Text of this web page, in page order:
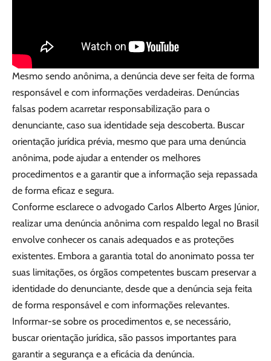
Mesmo sendo anônima, a denúncia deve ser feita de forma
responsável e com informações verdadeiras. Denúncias
falsas podem acarretar responsabilização para o
denunciante, caso sua identidade seja descoberta. Buscar
orientação jurídica prévia, mesmo que para uma denúncia
anônima, pode ajudar a entender os melhores
procedimentos e a garantir que a informação seja repassada
de forma eficaz e segura.
Conforme esclarece o advogado Carlos Alberto Arges Júnior,
realizar uma denúncia anônima com respaldo legal no Brasil
envolve conhecer os canais adequados e as proteções
existentes. Embora a garantia total do anonimato possa ter
suas limitações, os órgãos competentes buscam preservar a
identidade do denunciante, desde que a denúncia seja feita
de forma responsável e com informações relevantes.
Informar-se sobre os procedimentos e, se necessário,
buscar orientação jurídica, são passos importantes para
garantir a segurança e a eficácia da denúncia.